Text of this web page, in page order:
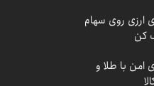
ارزی روی سهام
کن
امن با طلا و